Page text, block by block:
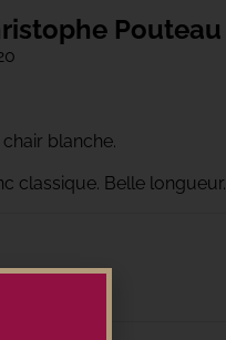
Pouteau
blanche.
classique. Belle longueur.